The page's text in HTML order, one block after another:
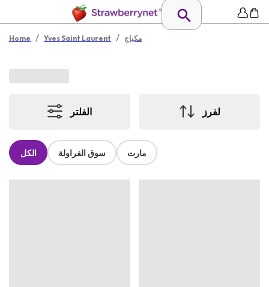
Home / Yves Saint Laurent / مكياج
الفلتر لفرز
الكل سوق الفراولة مارت